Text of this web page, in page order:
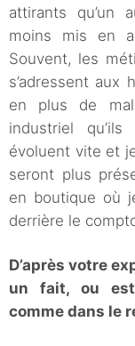
attirants qu’un
moins mis en
Souvent, les
s’adressent
en plus de
industriel
évoluent vite et
seront plus
en boutique où
derrière le
D’après votre
un fait, ou
comme dans le